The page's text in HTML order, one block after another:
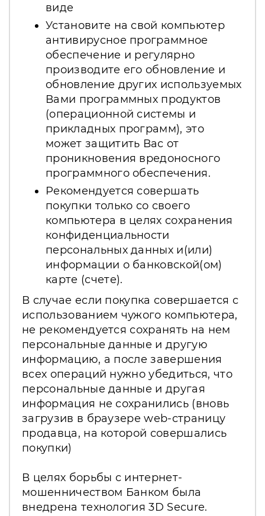
виде
Установите на свой компьютер
антивирусное программное
обеспечение и регулярно
производите его обновление и
обновление других используемых
Вами программных продуктов
(операционной системы и
прикладных программ), это
может защитить Вас от
проникновения вредоносного
программного обеспечения.
Рекомендуется совершать
покупки только со своего
компьютера в целях сохранения
конфиденциальности
персональных данных и(или)
информации о банковской(ом)
карте (счете).
В случае если покупка совершается с
использованием чужого компьютера,
не рекомендуется сохранять на нем
персональные данные и другую
информацию, а после завершения
всех операций нужно убедиться, что
персональные данные и другая
информация не сохранились (вновь
загрузив в браузере web-страницу
продавца, на которой совершались
покупки)
В целях борьбы с интернет-
мошенничеством Банком была
внедрена технология 3D Secure.